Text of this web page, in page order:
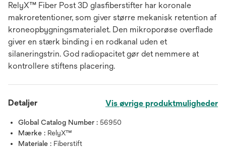
RelyX™ Fiber Post 3D glasfiberstifter har koronale
makroretentioner, som giver større mekanisk retention af
kroneopbygningsmaterialet. Den mikroporøse overflade
giver en stærk binding i en rodkanal uden et
silaneringstrin. God radiopacitet gør det nemmere at
kontrollere stiftens placering.
Detaljer Vis øvrige produktmuligheder
Global Catalog Number : 56950
Mærke : RelyX™
Materiale : Fiberstift